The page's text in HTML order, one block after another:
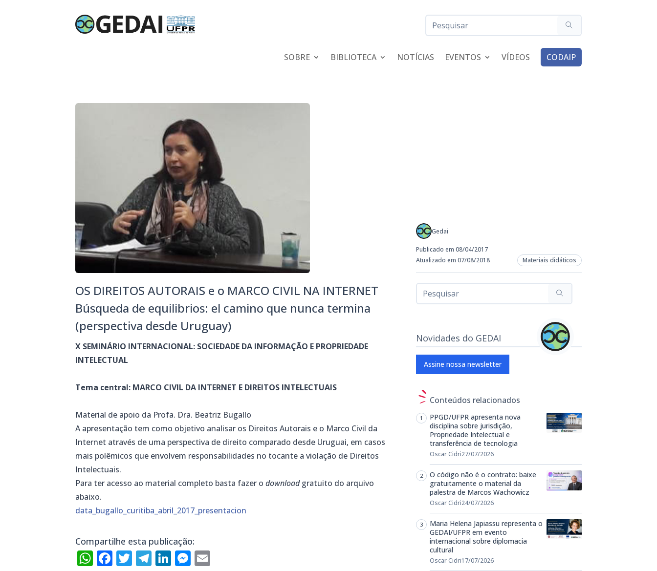
SOBRE BIBLIOTECA NOTÍCIAS EVENTOS VÍDEOS CODAIP
OS DIREITOS AUTORAIS e o MARCO CIVIL NA INTERNET
Búsqueda de equilibrios: el camino que nunca termina
(perspectiva desde Uruguay)
X SEMINÁRIO INTERNACIONAL: SOCIEDADE DA INFORMAÇÃO E PROPRIEDADE
INTELECTUAL
Tema central: MARCO CIVIL DA INTERNET E DIREITOS INTELECTUAIS
Material de apoio da Profa. Dra. Beatriz Bugallo
A apresentação tem como objetivo analisar os Direitos Autorais e o Marco Civil da
Internet através de uma perspectiva de direito comparado desde Uruguai, em casos
mais polêmicos que envolvem responsabilidades no tocante a violação de Direitos
Intelectuais.
Para ter acesso ao material completo basta fazer odownloadgratuito do arquivo
abaixo.
data_bugallo_curitiba_abril_2017_presentacion
Compartilhe esta publicação:
WhatsApp
Facebook
Twitter
Telegram
LinkedIn
Messenger
Gedai
Publicado em 08/04/2017
Atualizado em 07/08/2018
Materiais didáticos
Novidades do GEDAI
Assine nossa newsletter
Conteúdos relacionados
PPGD/UFPR apresenta nova
disciplina sobre jurisdição,
Propriedade Intelectual e
transferência de tecnologia
Oscar Cidri27/07/2026
O código não é o contrato: baixe
gratuitamente o material da
palestra de Marcos Wachowicz
Oscar Cidri24/07/2026
Maria Helena Japiassu representa o
GEDAI/UFPR em evento
internacional sobre diplomacia
cultural
Oscar Cidri17/07/2026